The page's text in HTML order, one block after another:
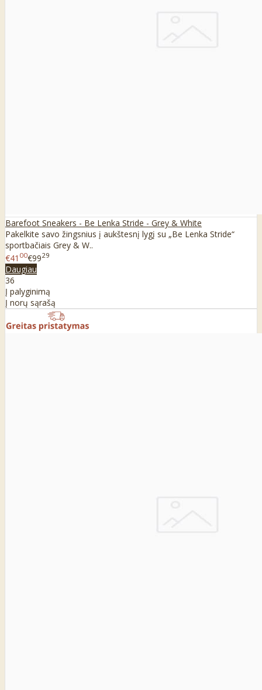
Barefoot Sneakers - Be Lenka Stride - Grey & White
Pakelkite savo žingsnius į aukštesnį lygį su „Be Lenka Stride“
sportbačiais Grey & W..
€41 00€9929
Daugiau
36
Į palyginimą
Į norų sąrašą